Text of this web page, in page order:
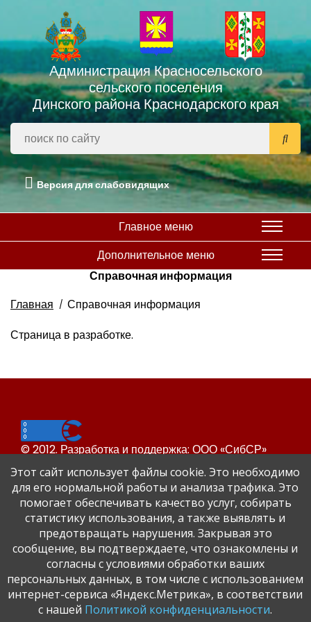
Администрация Красносельского
сельского поселения
Динского района Краснодарского края
Версия для слабовидящих
Главное меню
Дополнительное меню
Справочная информация
Главная
Справочная информация
Страница в разработке.
© 2012. Разработка и поддержка: ООО «СибСР»
Все права защищены законом и международными
соглашениями.
Сайт Динского района
Официальный сайт администрации Краснодарского
края.
Этот сайт использует файлы cookie. Это необходимо
для его нормальной работы и анализа трафика. Это
помогает обеспечивать качество услуг, собирать
статистику использования, а также выявлять и
предотвращать нарушения. Закрывая это
сообщение, вы подтверждаете, что ознакомлены и
согласны с условиями обработки ваших
персональных данных, в том числе с использованием
интернет-сервиса «Яндекс.Метрика», в соответствии
с нашей Политикой конфиденциальности.